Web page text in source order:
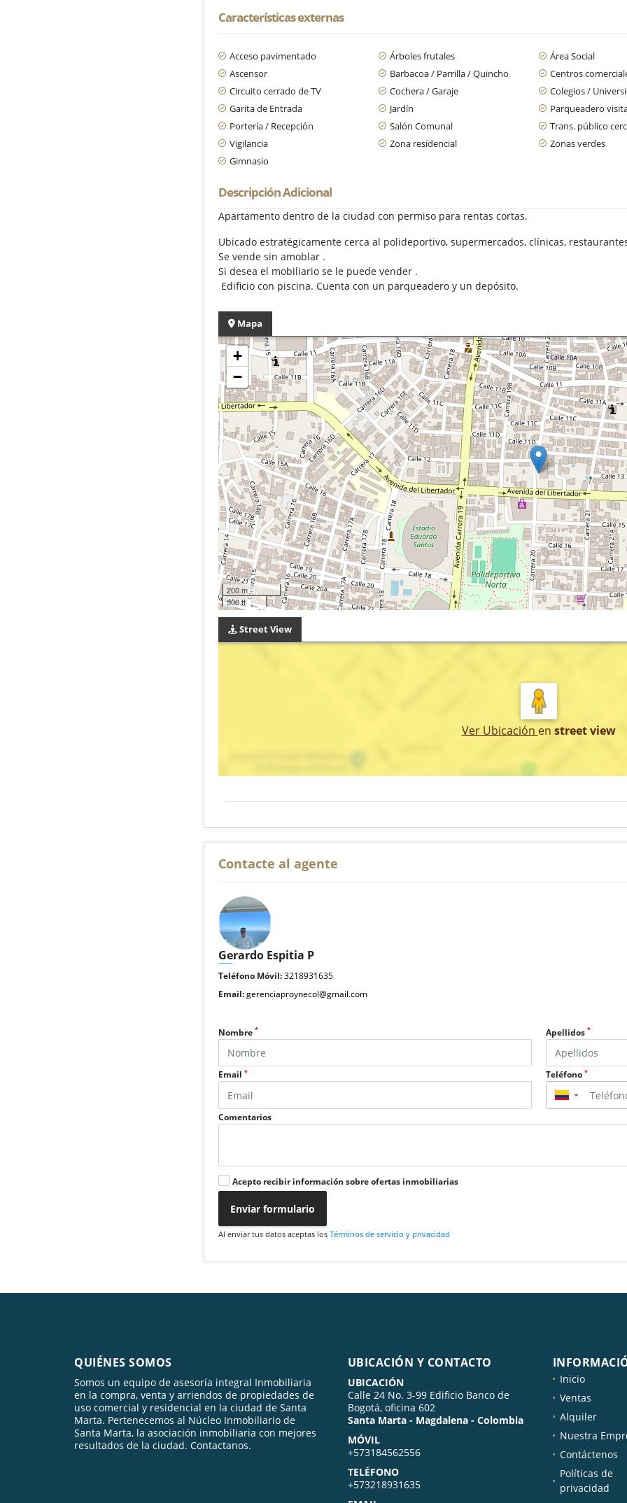
Características externas
Acceso pavimentado Árboles frutales Área Social
Ascensor
Barbacoa / Parrilla / Quincho Centros
Circuito cerrado de TV
Cochera / Garaje Colegios /
Garita de Entrada
Jardín Parqueadero
Portería / Recepción
Salón Comunal Trans. público
Vigilancia
Zona residencial Zonas verdes
Gimnasio
Descripción Adicional
Apartamento dentro de la ciudad con permiso para rentas cortas.
Ubicado estratégicamente cerca al polideportivo, supermercados, clínicas,
Se vende sin amoblar .
Si desea el mobiliario se le puede vender .
Edificio con piscina. Cuenta con un parqueadero y un depósito.
Mapa
+
−
200 m
500 ft
Street View
Ver Ubicación en street view
Contacte al agente
Gerardo Espitia P
Teléfono Móvil:3218931635
Email:gerenciaproynecol@gmail.com
Nombre* Apellidos *
Email* Teléfono *
▼
Comentarios
Acepto recibir información sobre ofertas inmobiliarias
Enviar formulario
Al enviar tus datos aceptas losTérminos de servicio y privacidad
QUIÉNES SOMOS
Somos un equipo de asesoría integral Inmobiliaria
en la compra, venta y arriendos de propiedades de
uso comercial y residencial en la ciudad de Santa
Marta. Pertenecemos al Núcleo Inmobiliario de
Santa Marta, la asociación inmobiliaria con mejores
resultados de la ciudad. Contactanos.
UBICACIÓN Y CONTACTO
UBICACIÓN
Calle 24 No. 3-99 Edificio Banco de
Bogotá, oficina 602
Santa Marta - Magdalena - Colombia
MÓVIL
+573184562556
TELÉFONO
+573218931635
Inicio
Ventas
Alquiler
Nuestra
Contáctenos
Políticas de
privacidad